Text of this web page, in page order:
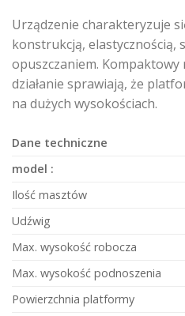
Urządzenie charakteryzuje
konstrukcją, elastycznością,
opuszczaniem.
działanie sprawiają, że
na dużych wysokościach.
Dane techniczne
model :
Ilość masztów
Udźwig
Max. wysokość robocza
Max. wysokość podnoszenia
Powierzchnia platformy